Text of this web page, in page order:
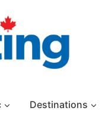
Destinations